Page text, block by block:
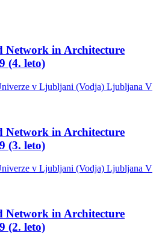
Network in Architecture
(4. leto)
v Ljubljani (Vodja) Ljubljana V
Network in Architecture
(3. leto)
v Ljubljani (Vodja) Ljubljana V
Network in Architecture
(2. leto)